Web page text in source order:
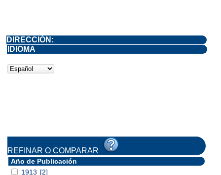
DIRECCIÓN:
IDIOMA
REFINAR O COMPARAR
Año de Publicación
1913 [2]